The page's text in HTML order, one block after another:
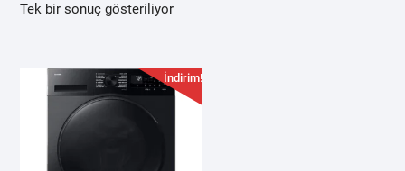
Tek bir sonuç gösteriliyor
İndirim!